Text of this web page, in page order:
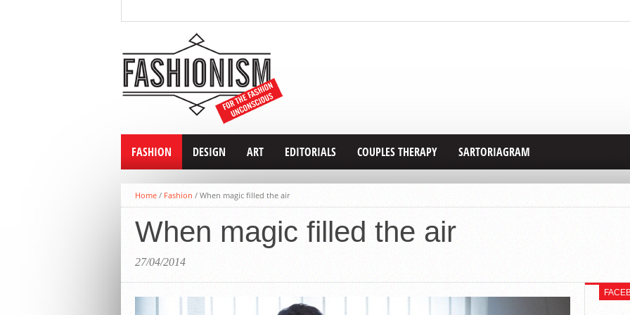
FASHION DESIGN ART EDITORIALS COUPLES THERAPY SARTORIAGRAM
Home / Fashion / When magic filled the air
When magic filled the air
27/04/2014